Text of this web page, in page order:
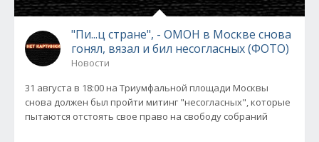
"Пи...ц стране", - ОМОН в Москве снова
гонял, вязал и бил несогласных (ФОТО)
Новости
31 августа в 18:00 на Триумфальной площади Москвы
снова должен был пройти митинг "несогласных", которые
пытаются отстоять свое право на свободу собраний